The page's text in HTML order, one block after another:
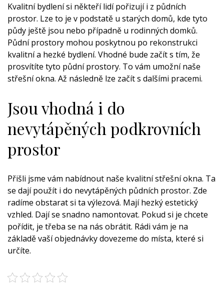
Kvalitní bydlení si někteří lidí pořizují i z půdních
prostor. Lze to je v podstatě u starých domů, kde tyto
půdy ještě jsou nebo případně u rodinných domků.
Půdní prostory mohou poskytnou po rekonstrukci
kvalitní a hezké bydlení. Vhodné bude začít s tím, že
prosvítíte tyto půdní prostory. To vám umožní naše
střešní okna. Až následně lze začít s dalšími pracemi.
Jsou vhodná i do
nevytápěných podkrovních
prostor
Přišli jsme vám nabídnout naše kvalitní střešní okna. Ta
se dají použít i do nevytápěných půdních prostor. Zde
radíme obstarat si ta výlezová. Mají hezký estetický
vzhled. Dají se snadno namontovat. Pokud si je chcete
pořídit, je třeba se na nás obrátit. Rádi vám je na
základě vaší objednávky dovezeme do místa, které si
určíte.